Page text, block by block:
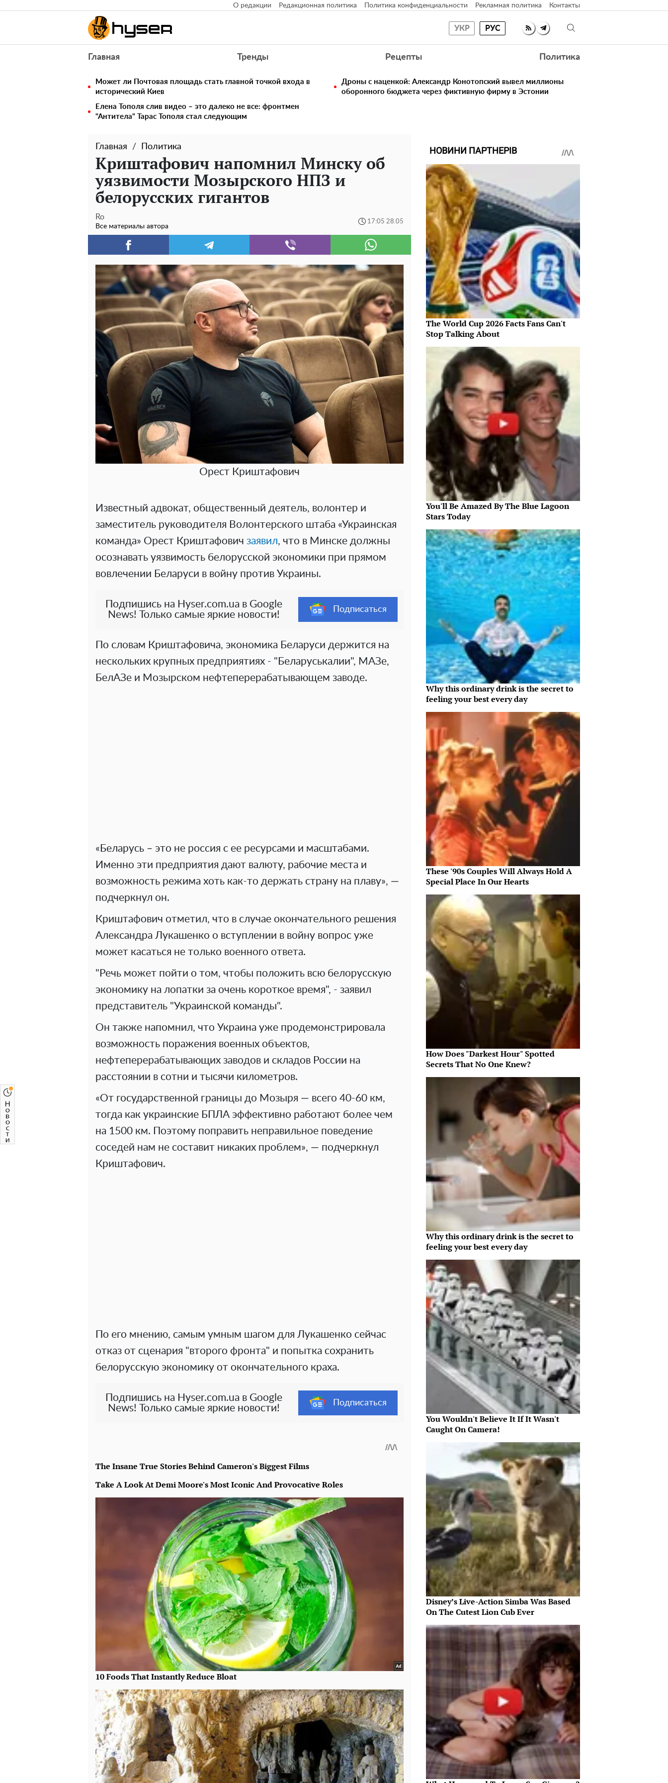
О редакции Редакционная политика Политика конфиденциальности Рекламная политика Контакты
УКР РУС
Главная Тренды Рецепты Политика
Может ли Почтовая площадь стать главной точкой входа в
исторический Киев
Дроны с наценкой: Александр Конотопский вывел миллионы
оборонного бюджета через фиктивную фирму в Эстонии
Елена Тополя слив видео – это далеко не все: фронтмен
"Антитела" Тарас Тополя стал следующим
Главная Политика
Криштафович напомнил Минску об
уязвимости Мозырского НПЗ и
белорусских гигантов
Ro
Все материалы автора
17:05 28.05
Орест Криштафович
Известный адвокат, общественный деятель, волонтер и
заместитель руководителя Волонтерского штаба «Украинская
команда» Орест Криштафович заявил, что в Минске должны
осознавать уязвимость белорусской экономики при прямом
вовлечении Беларуси в войну против Украины.
Подпишись на Hyser.com.ua в Google
News! Только самые яркие новости!
Подписаться
По словам Криштафовича, экономика Беларуси держится на
нескольких крупных предприятиях - "Беларуськалии", МАЗе,
БелАЗе и Мозырском нефтеперерабатывающем заводе.
«Беларусь – это не россия с ее ресурсами и масштабами.
Именно эти предприятия дают валюту, рабочие места и
возможность режима хоть как-то держать страну на плаву», —
подчеркнул он.
Криштафович отметил, что в случае окончательного решения
Александра Лукашенко о вступлении в войну вопрос уже
может касаться не только военного ответа.
"Речь может пойти о том, чтобы положить всю белорусскую
экономику на лопатки за очень короткое время", - заявил
представитель "Украинской команды".
Он также напомнил, что Украина уже продемонстрировала
возможность поражения военных объектов,
нефтеперерабатывающих заводов и складов России на
расстоянии в сотни и тысячи километров.
«От государственной границы до Мозыря — всего 40-60 км,
тогда как украинские БПЛА эффективно работают более чем
на 1500 км. Поэтому поправить неправильное поведение
соседей нам не составит никаких проблем», — подчеркнул
Криштафович.
По его мнению, самым умным шагом для Лукашенко сейчас
отказ от сценария "второго фронта" и попытка сохранить
белорусскую экономику от окончательного краха.
Подпишись на Hyser.com.ua в Google
News! Только самые яркие новости!
Подписаться
НОВИНИ ПАРТНЕРІВ
The World Cup 2026 Facts Fans Can't
Stop Talking About
You'll Be Amazed By The Blue Lagoon
Stars Today
Why this ordinary drink is the secret to
feeling your best every day
These '90s Couples Will Always Hold A
Special Place In Our Hearts
How Does "Darkest Hour" Spotted
Secrets That No One Knew?
Why this ordinary drink is the secret to
feeling your best every day
You Wouldn't Believe It If It Wasn't
Caught On Camera!
Disney’s Live-Action Simba Was Based
On The Cutest Lion Cub Ever